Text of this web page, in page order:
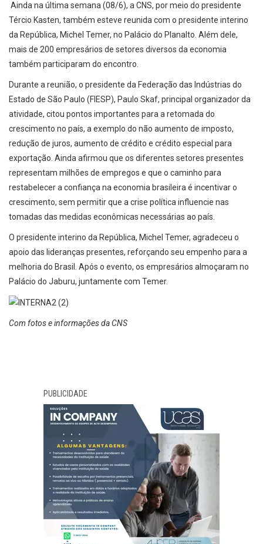
Ainda na última semana (08/6), a CNS, por meio do presidente
Tércio Kasten, também esteve reunida com o presidente interino
da República, Michel Temer, no Palácio do Planalto. Além dele,
mais de 200 empresários de setores diversos da economia
também participaram do encontro.
Durante a reunião, o presidente da Federação das Indústrias do
Estado de São Paulo (FIESP), Paulo Skaf, principal organizador da
atividade, citou pontos importantes para a retomada do
crescimento no país, a exemplo do não aumento de imposto,
redução de juros, aumento de crédito e crédito especial para
exportação. Ainda afirmou que os diferentes setores presentes
representam milhões de empregos e que o caminho para
restabelecer a confiança na economia brasileira é incentivar o
crescimento, sem permitir que a crise política influencie nas
tomadas das medidas econômicas necessárias ao país.
O presidente interino da República, Michel Temer, agradeceu o
apoio das lideranças presentes, reforçando seu empenho para a
melhoria do Brasil. Após o evento, os empresários almoçaram no
Palácio do Jaburu, juntamente com Temer.
Com fotos e informações da CNS
PUBLICIDADE